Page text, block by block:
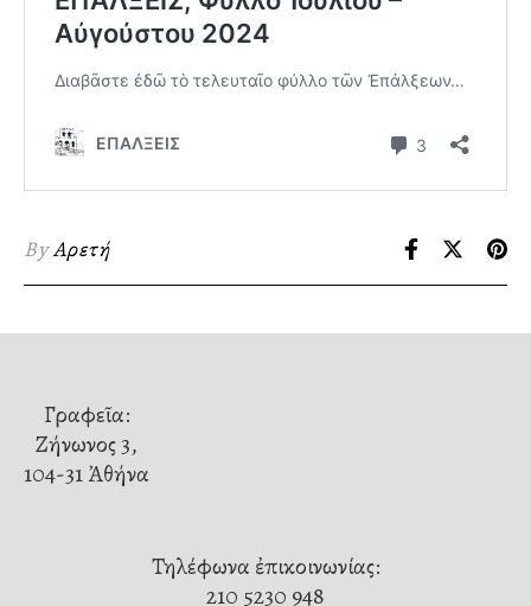
ByΑρετή
Γραφεῖα:
Ζήνωνος 3,
104-31 Ἀθήνα
Τηλέφωνα ἐπικοινωνίας:
210 5230 948